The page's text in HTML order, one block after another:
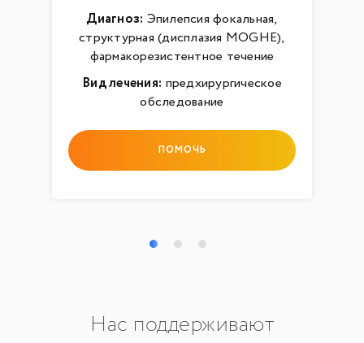
Диагноз: Эпилепсия фокальная,
структурная (дисплазия MOGHE),
фармакорезистентное течение
Вид лечения: предхирургическое
обследование
ПОМОЧЬ
Нас поддерживают